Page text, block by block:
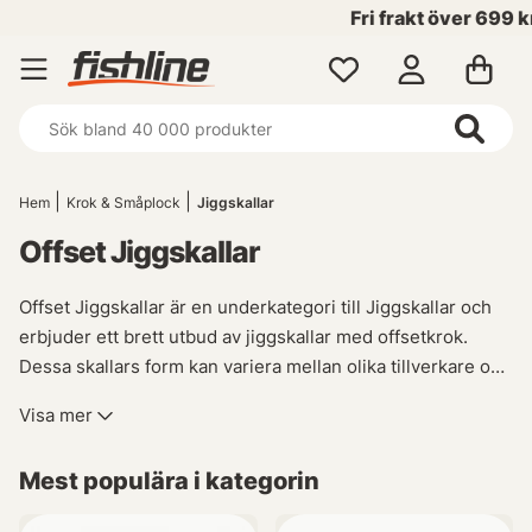
Fri frakt över 699 kr!
Hem Krok & Småplock Jiggskallar
Offset Jiggskallar
Offset Jiggskallar är en underkategori till Jiggskallar och
erbjuder ett brett utbud av jiggskallar med offsetkrok.
Dessa skallars form kan variera mellan olika tillverkare och
minimera risken för bottennapp.
Med en offset skalle får du möjlighet att fiska i områden
Visa mer
Mest populära i kategorin